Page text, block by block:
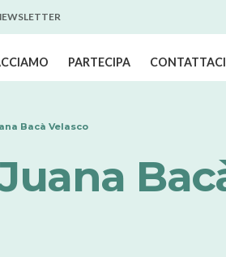
PARTECIPA CONTATTACI
Bacà Velasco